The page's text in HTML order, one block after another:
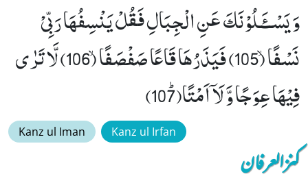
وَ یَسْــٴَـلُوْنَكَ عَنِ الْجِبَالِ فَقُلْ یَنْسِفُهَا رَبِّیْ
نَسْفًاۙ (105) فَیَذَرُهَا قَاعًا صَفْصَفًاۙ (106) لَّا تَرٰى
فِیْهَا عِوَجًا وَّ لَاۤ اَمْتًاﭤ(107)
Kanz ul Iman Kanz ul Irfan
کنزالعرفان